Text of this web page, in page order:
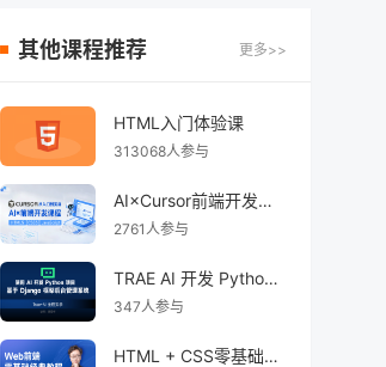
其他课程推荐 更多>>
HTML入门体验课
313068人参与
AI×Cursor前端开发：零基础学HTML5·CSS3·JavaScript到高级项目实战
2761人参与
TRAE AI 开发 Python Django 后台管理系统
347人参与
HTML + CSS零基础经典教程系列